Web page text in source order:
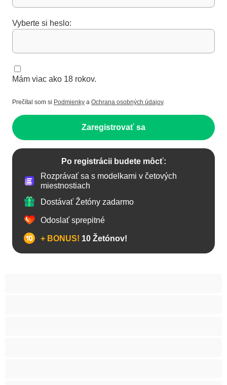
Vyberte si heslo:
Mám viac ako 18 rokov.
Prečítal som si Podmienky a Ochrana osobných údajov.
Zaregistrovať sa
Po registrácii budete môcť:
Rozprávať sa s modelkami v četových
miestnostiach
Dostávať Žetóny zadarmo
Odoslať sprepitné
+ BONUS! 10 Žetónov!